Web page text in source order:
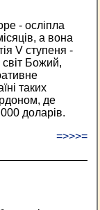
- осліпла
а вона
V ступеня -
Божий,
таких
де
доларів.
=>>>=